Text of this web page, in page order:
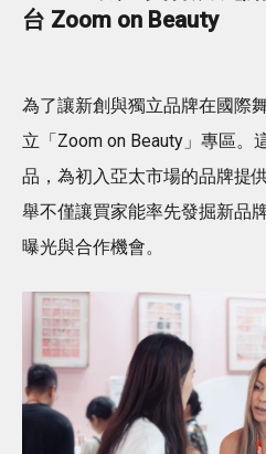
台 Zoom on Beauty
為了讓新創與獨立品牌在國際
立「Zoom on Beauty」專區。
品，為初入亞太市場的品牌提
舉不僅讓買家能率先發掘新品
曝光與合作機會。